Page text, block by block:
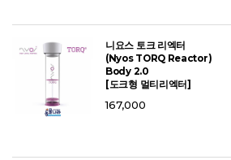
니요스 토크 리엑터
(Nyos TORQ Reactor)
Body 2.0
[도크형 멀티리엑터]
167,000